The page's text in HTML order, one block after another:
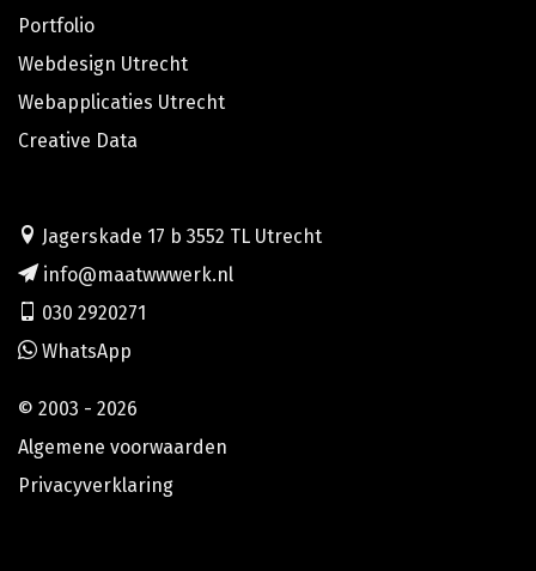
Portfolio
Webdesign Utrecht
Webapplicaties Utrecht
Creative Data
Jagerskade 17 b 3552 TL Utrecht
info@maatwwwerk.nl
030 2920271
WhatsApp
© 2003 - 2026
Algemene voorwaarden
Privacyverklaring